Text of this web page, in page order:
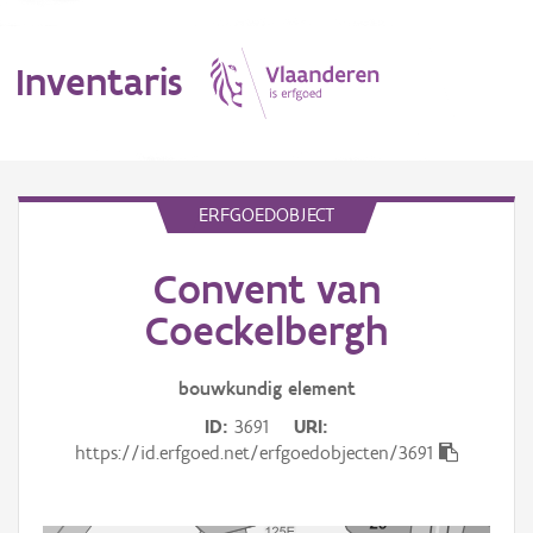
Inventaris
Aanduidingsobject
ERFGOEDOBJECT
Convent van
Coeckelbergh
bouwkundig element
ID 3691
URI
https://id.erfgoed.net/erfgoedobjecten/3691